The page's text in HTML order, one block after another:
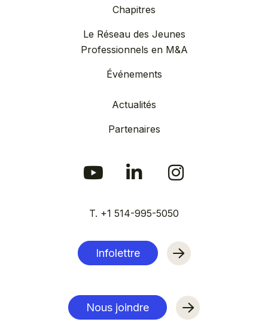
Chapitres
Le Réseau des Jeunes
Professionnels en M&A
Événements
Actualités
Partenaires
T. +1 514-995-5050
Infolettre
Nous joindre